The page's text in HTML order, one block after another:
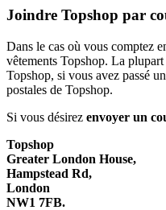
Joindre Topshop par
Dans le cas où vous comptez
vêtements Topshop. La
Topshop, si vous avez passé
postales de Topshop.
Si vous désirez envoyer un
Topshop
Greater London House,
Hampstead Rd,
London
NW1 7FB.